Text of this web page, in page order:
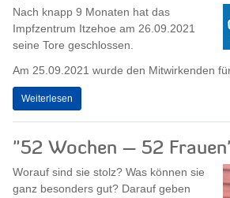
Nach knapp 9 Monaten hat das
Impfzentrum Itzehoe am 26.09.2021
seine Tore geschlossen.
Am 25.09.2021 wurde den Mitwirkenden
Weiterlesen
"52 Wochen – 52
Worauf sind sie stolz? Was können sie
ganz besonders gut? Darauf geben